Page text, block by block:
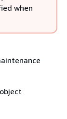
when
object